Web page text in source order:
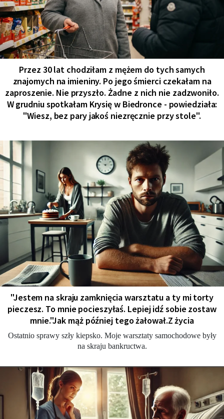
Przez 30 lat chodziłam z mężem do tych samych
znajomych na imieniny. Po jego śmierci czekałam na
zaproszenie. Nie przyszło. Żadne z nich nie zadzwoniło.
W grudniu spotkałam Krysię w Biedronce - powiedziała:
"Wiesz, bez pary jakoś niezręcznie przy stole".
"Jestem na skraju zamknięcia warsztatu a ty mi torty
pieczesz. To mnie pocieszyłaś. Lepiej idź sobie zostaw
mnie."Jak mąż później tego żałował.Z życia
Ostatnio sprawy szły kiepsko. Moje warsztaty samochodowe były
na skraju bankructwa.